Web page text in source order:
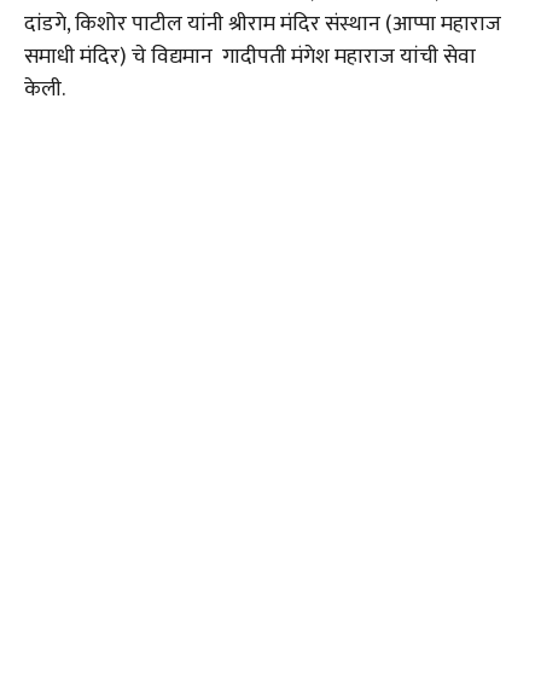
दांडगे, किशोर पाटील यांनी श्रीराम मंदिर संस्थान (आप्पा महाराज
समाधी मंदिर) चे विद्यमान गादीपती मंगेश महाराज यांची सेवा
केली.